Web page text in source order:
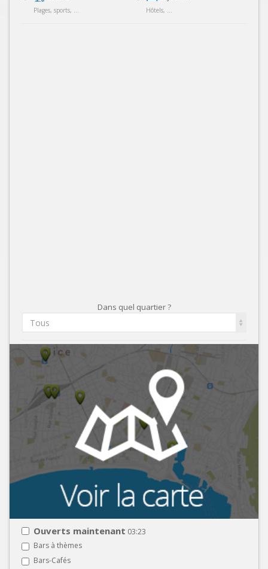
Plages, sports, ... Hôtels, ...
Dans quel quartier ?
Tous
Ouverts maintenant 03:23
Bars à thèmes
Bars-Cafés